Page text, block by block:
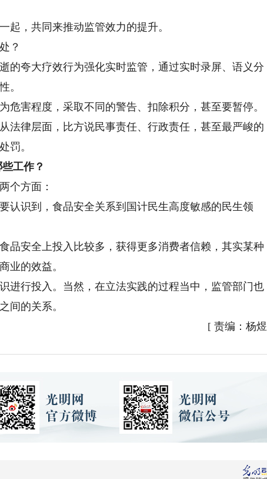
，共同来推动监管效力的提升。
？
夸大疗效行为强化实时监管，通过实时录屏、语义分
。
害程度，采取不同的警告、扣除积分，甚至要暂停。
法律层面，比方说民事责任、行政责任，甚至最严峻的
罚。
工作？
个方面：
识到，食品安全关系到国计民生高度敏感的民生领
安全上投入比较多，获得更多消费者信赖，其实某种
业的效益。
行投入。当然，在立法实践的过程当中，监管部门也
间的关系。
[ 责编：杨煜